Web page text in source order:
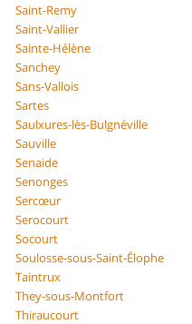
Saint-Remy
Saint-Vallier
Sainte-Hélène
Sanchey
Sans-Vallois
Sartes
Saulxures-lès-Bulgnéville
Sauville
Senaide
Senonges
Sercœur
Serocourt
Socourt
Soulosse-sous-Saint-Élophe
Taintrux
They-sous-Montfort
Thiraucourt